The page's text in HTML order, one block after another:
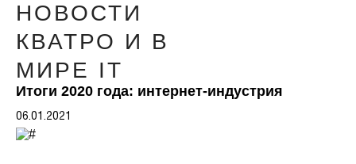
НОВОСТИ
КВАТРО И В
МИРЕ IT
Итоги 2020 года: интернет-индустрия
06.01.2021